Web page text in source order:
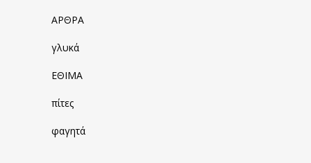
ΑΡΘΡΑ
γλυκά
ΕΘΙΜΑ
πίτες
φαγητά